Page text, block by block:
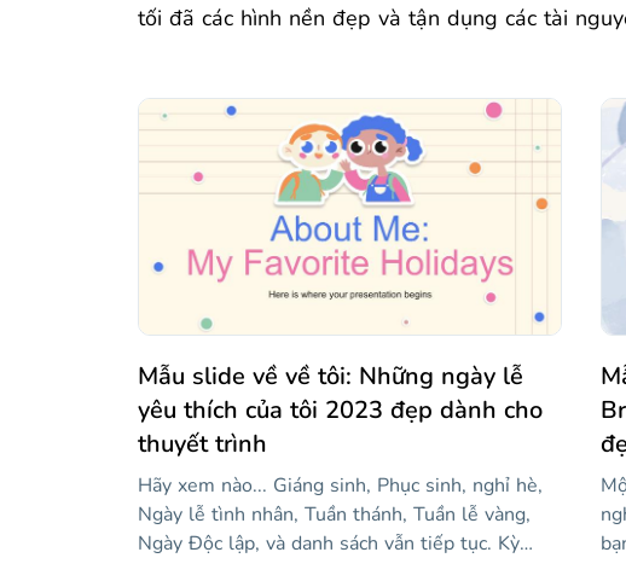
tối đã các hình nền đẹp và tận dụng các tài
Mẫu slide về về tôi: Những ngày lễ
yêu thích của tôi 2023 đẹp dành cho
thuyết trình
Hãy xem nào... Giáng sinh, Phục sinh, nghỉ hè,
Ngày lễ tình nhân, Tuần thánh, Tuần lễ vàng,
Ngày Độc lập, và danh sách vẫn tiếp tục. Kỳ